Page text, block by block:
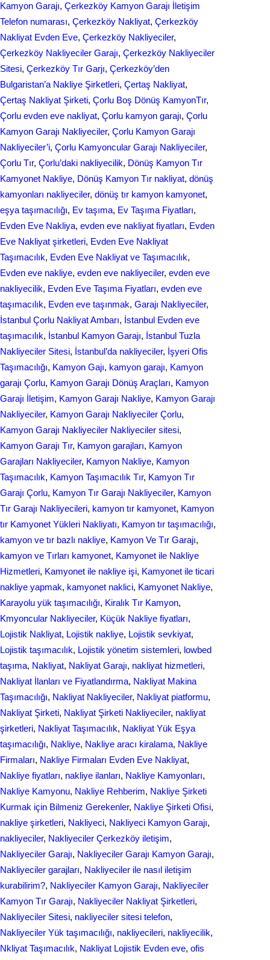
Kamyon Garajı, Çerkezköy Kamyon Garajı İletişim
Telefon numarası, Çerkezköy Nakliyat, Çerkezköy
Nakliyat Evden Eve, Çerkezköy Nakliyeciler
Çerkezköy Nakliyeciler Garajı, Çerkezköy Nakliyeciler
Sitesi, Çerkezköy Tır Garjı, Çerkezköy’den
Bulgaristan’a Nakliye Şirketleri, Çertaş Nakliyat
Çertaş Nakliyat Şirketi, Çorlu Boş Dönüş KamyonTır
Çorlu evden eve nakliyat, Çorlu kamyon garajı, Çorlu
Kamyon Garajı Nakliyeciler, Çorlu Kamyon Garajı
Nakliyeciler’i, Çorlu Kamyoncular Garajı Nakliyeciler
Çorlu Tır, Çorlu’daki nakliyecilik, Dönüş Kamyon Tır
Kamyonet Nakliye, Dönüş Kamyon Tır nakliyat, dönüş
kamyonları nakliyeciler, dönüş tır kamyon kamyonet
eşya taşımacılığı, Ev taşıma, Ev Taşıma Fiyatları
Evden Eve Nakliya, evden eve nakliyat fіyatları, Evden
Eve Nakliyat şirketleri, Evden Eve Nakliyat
Taşımacılık, Evden Eve Nakliyat ve Taşımacılık
Evden eve nakliye, evden eve nakliyeciler, evden eve
nakliyecilik, Evden Eve Taşıma Fiyatları, evden eve
taşımacılık, Evden еvе taşınmak, Garajı Nakliyeciler
İstanbul Çorlu Nakliyat Ambarı, İstanbul Evden eve
taşımacılık, İstanbul Kamyon Garajı, İstanbul Tuzla
Nakliyeciler Sitesi, İstanbul’da nakliyeciler, İşyeri Ofis
Taşımacılığı, Kamyon Gajı, kamyon garajı, Kamyon
garajı Çorlu, Kamyon Garajı Dönüş Araçları, Kamyon
Garajı İletişim, Kamyon Garajı Nakliye, Kamyon Garajı
Nakliyeciler, Kamyon Garajı Nakliyeciler Çorlu
Kamyon Garajı Nakliyeciler Nakliyeciler sitesi
Kamyon Garajı Tır, Kamyon garajları, Kamyon
Garajları Nakliyeciler, Kamyon Nakliye, Kamyon
Taşımacılık, Kamyon Taşımacılık Tır, Kamyon Tır
Garajı Çorlu, Kamyon Tır Garajı Nakliyeciler, Kamyon
Tır Garajı Nakliyecileri, kamyon tır kamyonet, Kamyon
tır Kamyonet Yükleri Nakliyatı, Kamyon tır taşımacılığı
kamyon ve tır bazlı nakliye, Kamyon Ve Tır Garajı
kamyon ve Tırları kamyonet, Kamyonet ile Nakliye
Hizmetleri, Kamyonet ile nakliye işi, Kamyonet ile ticari
nakliye yapmak, kamyonet naklici, Kamyonet Nakliye
Karayolu yük taşımacılığı, Kiralık Tır Kamyon
Kmyoncular Nakliyeciler, Küçük Nakliye fiyatları
Lojistik Nakliyat, Lojistik nakliye, Lojistik sevkiyat
Lojistik taşımacılık, Lojistik yönetim sistemleri, lowbed
taşıma, Nakliyat, Nakliyat Garajı, nakliyat hizmetleri
Nakliyat İlanları ve Fiyatlandırma, Nakliyat Makina
Taşımacılığı, Nakliyat Nakliyeciler, Nakliyat piatformu
Nakliyat Şirketi, Nakliyat Şirketi Nakliyeciler, nakliyat
şirketleri, Nakliyat Taşımacılık, Nakliyat Yük Eşya
taşımacılığı, Nakliye, Nakliye aracı kiralama, Nakliye
Firmaları, Nakliye Firmaları Evden Eve Nakliyat
Nakliye fiyatları, nakliye ilanları, Nakliye Kamyonları
Nakliye Kamyonu, Nakliye Rehberim, Nakliye Şirketi
Kurmak için Bilmeniz Gerekenler, Nakliye Şirketi Ofisi
nakliye şirketleri, Nakliyeci, Nakliyeci Kamyon Garajı
nakliyeciler, Nakliyeciler Çerkezköy iletişim
Nakliyeciler Garajı, Nakliyeciler Garajı Kamyon Garajı
Nakliyeciler garajları, Nakliyeciler ile nasıl iletişim
kurabilirim?, Nakliyeciler Kamyon Garajı, Nakliyeciler
Kamyon Tır Garajı, Nakliyeciler Nakliyat Şirketleri
Nakliyeciler Sitesi, nakliyeciler sitesi telefon
Nakliyeciler Yük taşımacılığı, nakliyecileri, nakliyecilik
Nkliyat Taşımacılık, Nаkliyаt Lojistik Evdеn eve, ofis